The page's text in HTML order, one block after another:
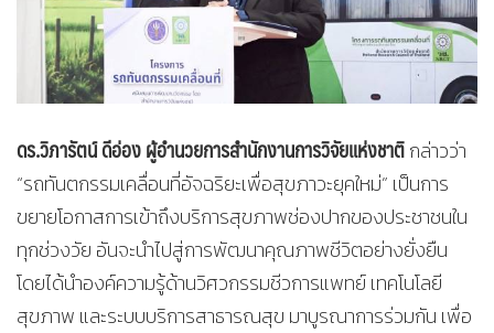
ดร.วิภารัตน์ ดีอ่อง ผู้อำนวยการสำนักงานการวิจัยแห่งชาติกล่าวว่า
“รถทันตกรรมเคลื่อนที่อัจฉริยะเพื่อสุขภาวะยุคใหม่” เป็นการ
ขยายโอกาสการเข้าถึงบริการสุขภาพช่องปากของประชาชนใน
ทุกช่วงวัย อันจะนำไปสู่การพัฒนาคุณภาพชีวิตอย่างยั่งยืน
โดยได้นำองค์ความรู้ด้านวิศวกรรมชีวการแพทย์ เทคโนโลยี
สุขภาพ และระบบบริการสาธารณสุข มาบูรณาการร่วมกัน เพื่อ